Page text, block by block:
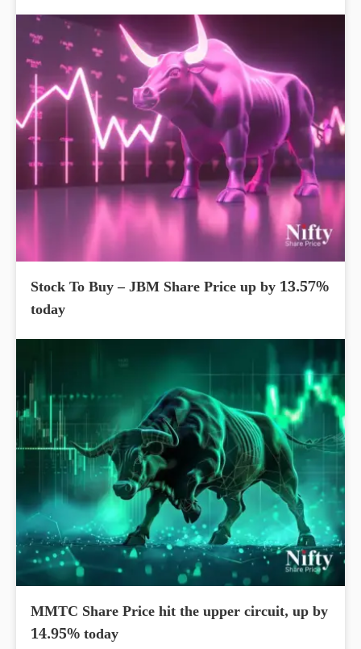
Stock To Buy – JBM Share Price up by 13.57%
today
MMTC Share Price hit the upper circuit, up by
14.95% today